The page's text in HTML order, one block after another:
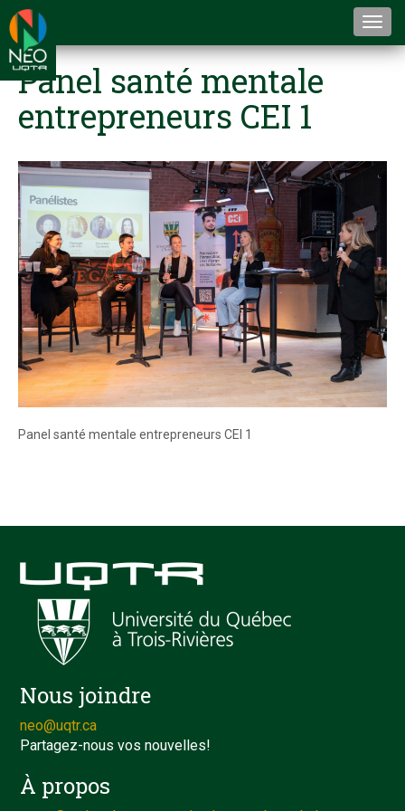
Panel santé mentale
entrepreneurs CEI 1
Panel santé mentale entrepreneurs CEI 1
Nous joindre
neo@uqtr.ca
Partagez-nous vos nouvelles!
À propos